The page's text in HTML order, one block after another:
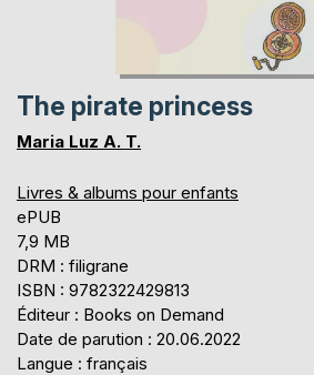
The pirate princess
Maria Luz A. T.
Livres & albums pour enfants
ePUB
7,9 MB
DRM : filigrane
ISBN : 9782322429813
Éditeur : Books on Demand
Date de parution : 20.06.2022
Langue : français